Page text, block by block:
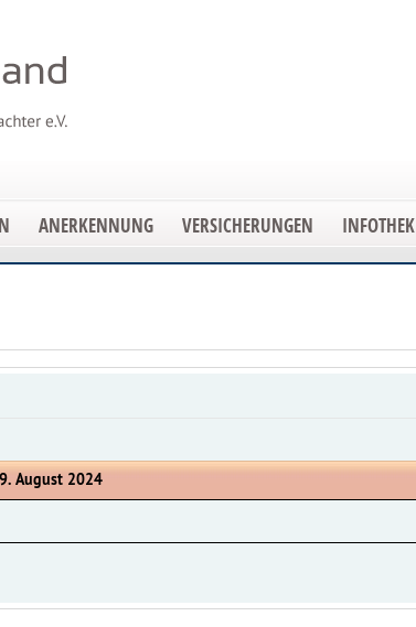
ANERKENNUNG VERSICHERUNGEN INFOTHEK
August 2024